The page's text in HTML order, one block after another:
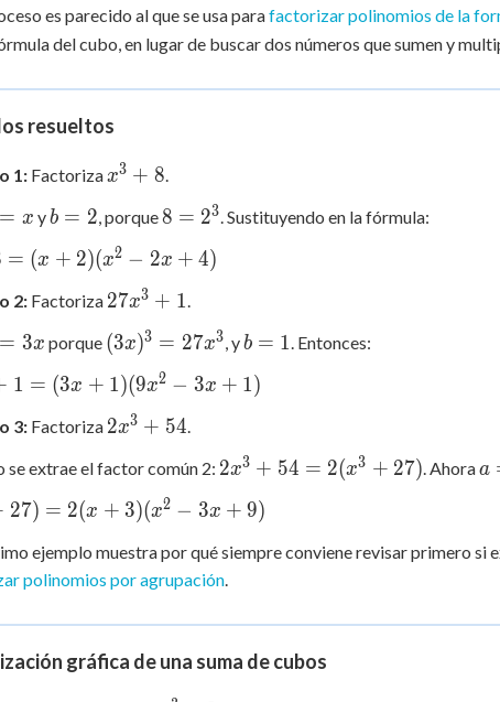
es parecido al que se usa parafactorizar polinomios de la
del cubo, en lugar de buscar dos números que sumen y
resueltos
1: Factoriza x^3
x3 + 8.
= x yb
2
b = 2, porque8 =
8 = 23. Sustituyendo en la fórmula:
= (x + 2)(x2 − 2x + 4)
2: Factoriza 27x^3
27x3 + 1.
= 3x porque (3x)^3
27x^3
(3x)3 = 27x3, yb
1
b = 1. Entonces:
1 = (3x + 1)(9x2 − 3x + 1)
3: Factoriza 2x^3
2x3 + 54.
se extrae el factor común 2: 2x^3
=
2(x^3
+ 27)
2x3 + 54 = 2(x3 + 27). Ahoraa
a
27) = 2(x + 3)(x2 − 3x + 9)
ejemplo muestra por qué siempre conviene revisar primero si
polinomios por agrupación.
gráfica de una suma de cubos